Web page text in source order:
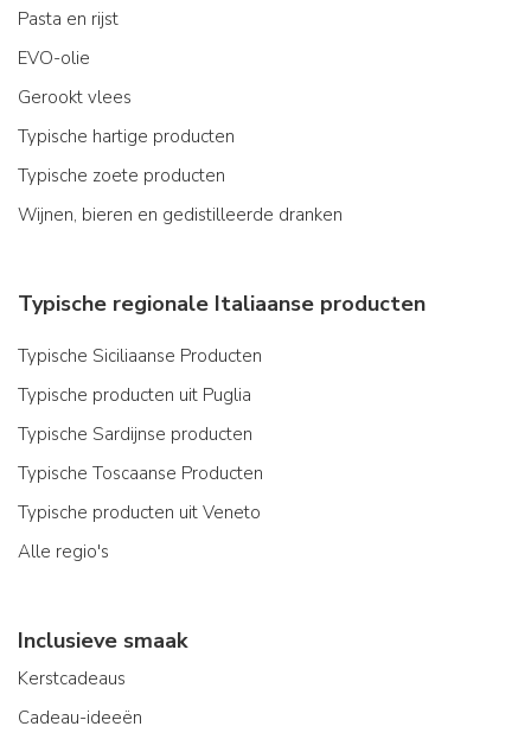
Pasta en rijst
EVO-olie
Gerookt vlees
Typische hartige producten
Typische zoete producten
Wijnen, bieren en gedistilleerde dranken
Typische regionale Italiaanse producten
Typische Siciliaanse Producten
Typische producten uit Puglia
Typische Sardijnse producten
Typische Toscaanse Producten
Typische producten uit Veneto
Alle regio's
Inclusieve smaak
Kerstcadeaus
Cadeau-ideeën